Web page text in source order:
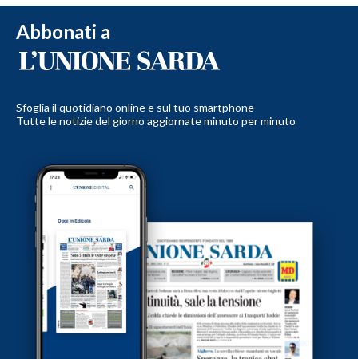
Abbonati a
Sfoglia il quotidiano online e sul tuo smartphone
Tutte le notizie del giorno aggiornate minuto per minuto